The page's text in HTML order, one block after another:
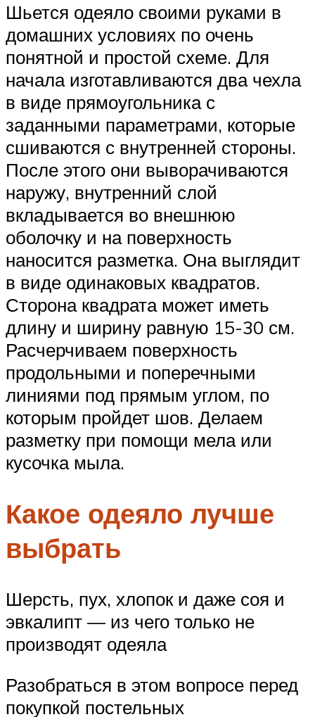
Шьется одеяло своими руками в
домашних условиях по очень
понятной и простой схеме. Для
начала изготавливаются два чехла
в виде прямоугольника с
заданными параметрами, которые
сшиваются с внутренней стороны.
После этого они выворачиваются
наружу, внутренний слой
вкладывается во внешнюю
оболочку и на поверхность
наносится разметка. Она выглядит
в виде одинаковых квадратов.
Сторона квадрата может иметь
длину и ширину равную 15-30 см.
Расчерчиваем поверхность
продольными и поперечными
линиями под прямым углом, по
которым пройдет шов. Делаем
разметку при помощи мела или
кусочка мыла.
Какое одеяло лучше
выбрать
Шерсть, пух, хлопок и даже соя и
эвкалипт — из чего только не
производят одеяла
Разобраться в этом вопросе перед
покупкой постельных